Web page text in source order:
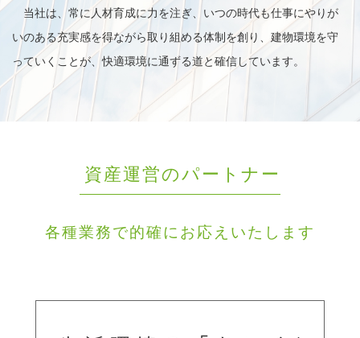
当社は、常に人材育成に力を注ぎ、いつの時代も仕事にやりが
いのある充実感を得ながら取り組める体制を創り、建物環境を守
っていくことが、快適環境に通ずる道と確信しています。
資産運営のパートナー
各種業務で的確にお応えいたします